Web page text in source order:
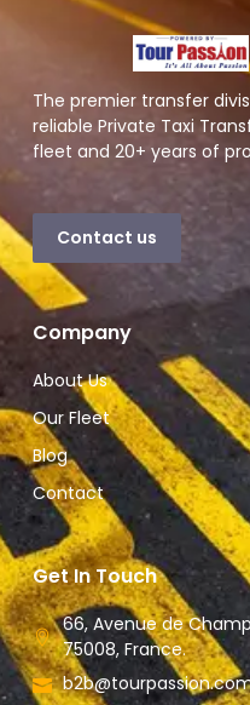
The premier transfer
reliable Private Taxi
fleet and 20+ years of
Contact us
Company
About Us
Our Fleet
Blog
Contact
Get In Touch
66, Avenue de
75008, France.